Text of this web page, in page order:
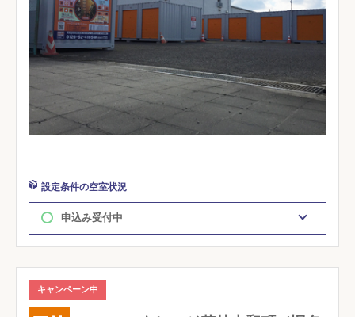
設定条件の空室状況
申込み受付中
キャンペーン中